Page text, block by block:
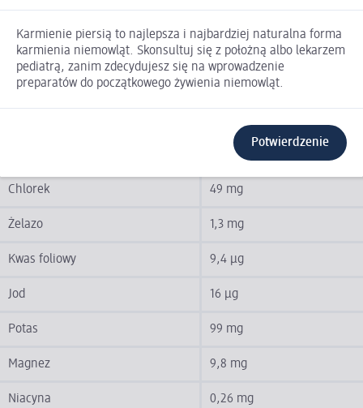
sól 0,06 g
Kwas alfa-linolenowy [kwasy
tłuszczowe]; ALA
78,7 mg
117 mg
Chlorek 49 mg
Żelazo 1,3 mg
Kwas foliowy 9,4 µg
Jod 16 µg
Potas 99 mg
Magnez 9,8 mg
Niacyna 0,26 mg
Karmienie piersią to najlepsza i najbardziej naturalna forma
karmienia niemowląt. Skonsultuj się z położną albo lekarzem
pediatrą, zanim zdecydujesz się na wprowadzenie
preparatów do początkowego żywienia niemowląt.
Potwierdzenie